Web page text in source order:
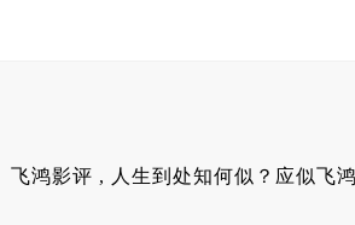
飞鸿影评 , 人生到处知何似？应似飞